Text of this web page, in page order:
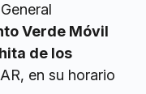
Verde Móvil
de los
en su horario